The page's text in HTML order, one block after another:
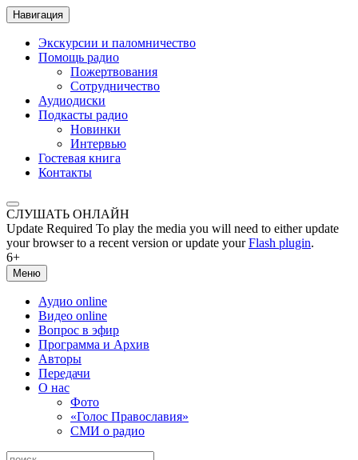
Навигация
Экскурсии и паломничество
Помощь радио
Пожертвования
Сотрудничество
Аудиодиски
Подкасты радио
Новинки
Интервью
Гостевая книга
Контакты
СЛУШАТЬ ОНЛАЙН
Update Required To play the media you will need to either update
your browser to a recent version or update yourFlash plugin.
6+
Меню
Аудио online
Видео online
Вопрос в эфир
Программа и Архив
Авторы
Передачи
О нас
Фото
«Голос Православия»
СМИ о радио